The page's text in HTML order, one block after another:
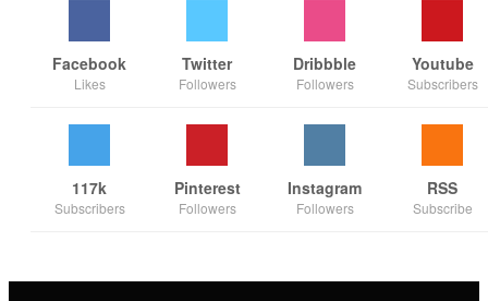
Facebook
Likes
Twitter
Followers
Dribbble
Followers
Youtube
Subscribers
117k
Subscribers
Pinterest
Followers
Instagram
Followers
RSS
Subscribe